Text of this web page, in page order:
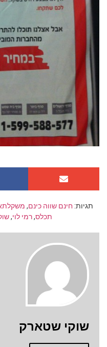
תגיות: חינם שווה כינם,
תכלס,רמי לוי,
שוקי שטארק